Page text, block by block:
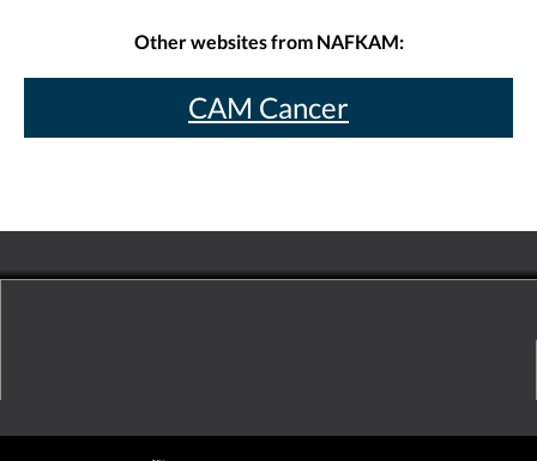
Other websites from NAFKAM:
CAM Cancer